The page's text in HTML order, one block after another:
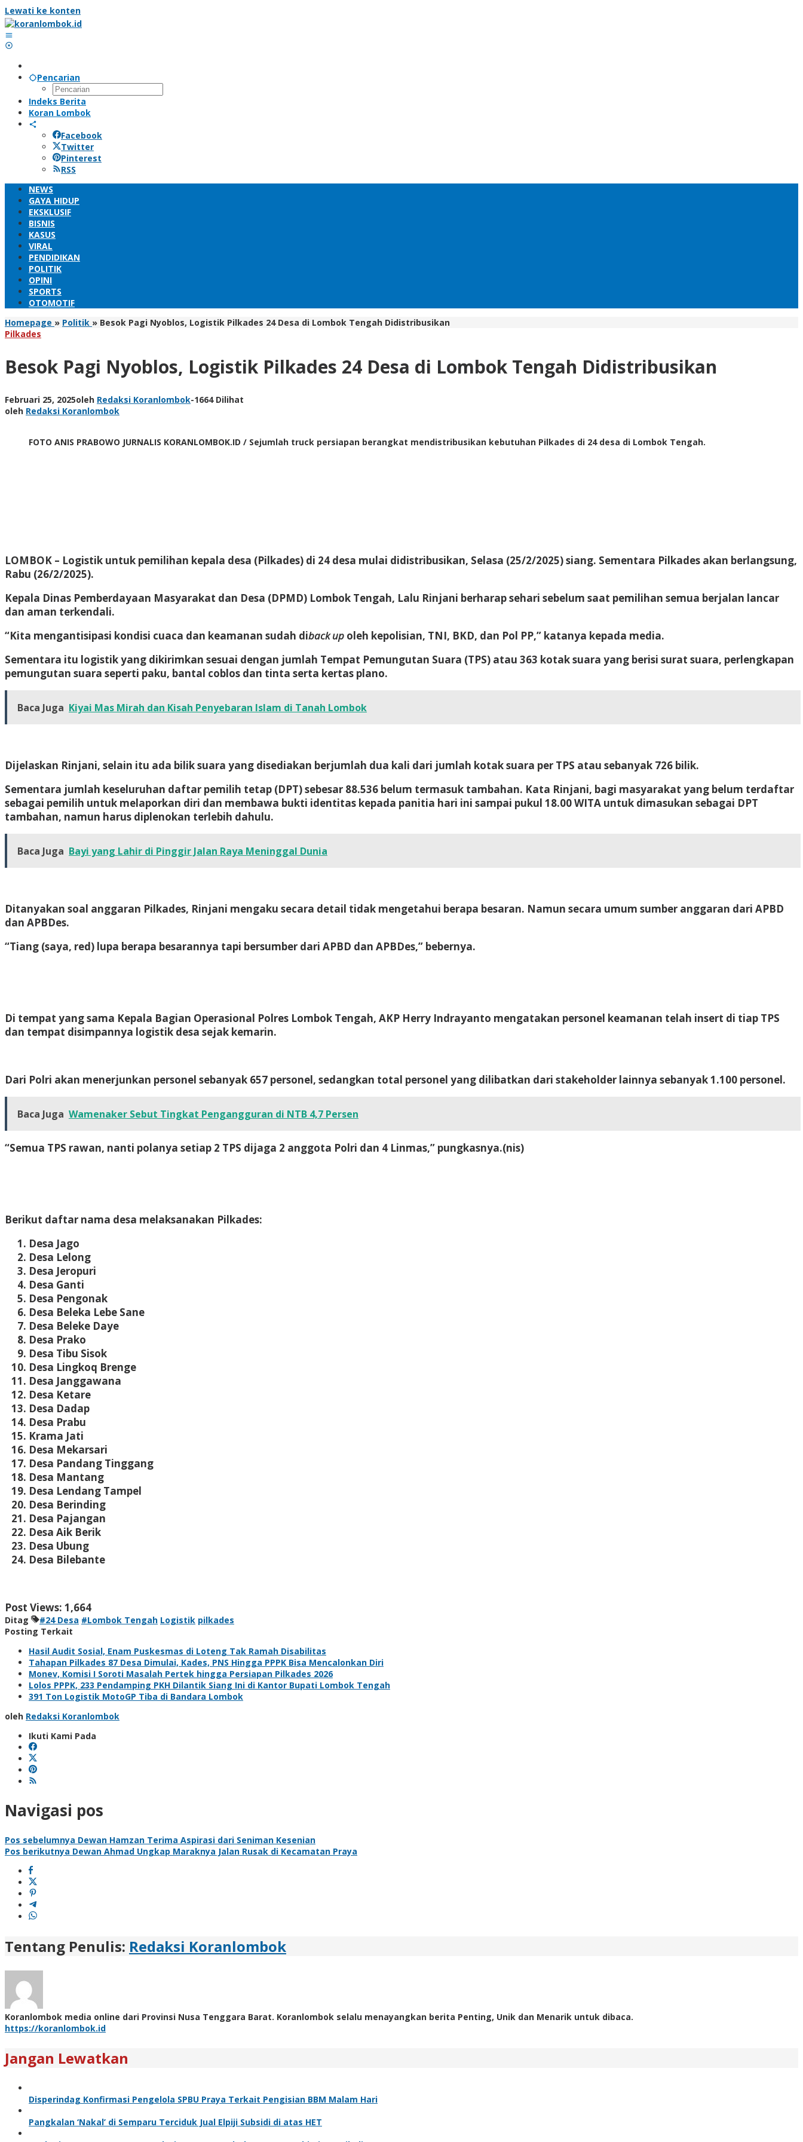
Lewati ke konten
Pencarian
Indeks Berita
Koran Lombok
Facebook
Twitter
Pinterest
RSS
NEWS
GAYA HIDUP
EKSKLUSIF
BISNIS
KASUS
VIRAL
PENDIDIKAN
POLITIK
OPINI
SPORTS
OTOMOTIF
Homepage » Politik » Besok Pagi Nyoblos, Logistik Pilkades 24 Desa di Lombok Tengah Didistribusikan
Pilkades
Besok Pagi Nyoblos, Logistik Pilkades 24 Desa di Lombok Tengah Didistribusikan
Februari 25, 2025oleh Redaksi Koranlombok-1664 Dilihat
oleh Redaksi Koranlombok
FOTO ANIS PRABOWO JURNALIS KORANLOMBOK.ID / Sejumlah truck persiapan berangkat mendistribusikan kebutuhan Pilkades di 24 desa di Lombok Tengah.
LOMBOK – Logistik untuk pemilihan kepala desa (Pilkades) di 24 desa mulai didistribusikan, Selasa (25/2/2025) siang. Sementara Pilkades akan berlangsung,
Rabu (26/2/2025).
Kepala Dinas Pemberdayaan Masyarakat dan Desa (DPMD) Lombok Tengah, Lalu Rinjani berharap sehari sebelum saat pemilihan semua berjalan lancar
dan aman terkendali.
“Kita mengantisipasi kondisi cuaca dan keamanan sudah diback up oleh kepolisian, TNI, BKD, dan Pol PP,” katanya kepada media.
Sementara itu logistik yang dikirimkan sesuai dengan jumlah Tempat Pemungutan Suara (TPS) atau 363 kotak suara yang berisi surat suara, perlengkapan
pemungutan suara seperti paku, bantal coblos dan tinta serta kertas plano.
Baca Juga Kiyai Mas Mirah dan Kisah Penyebaran Islam di Tanah Lombok
Dijelaskan Rinjani, selain itu ada bilik suara yang disediakan berjumlah dua kali dari jumlah kotak suara per TPS atau sebanyak 726 bilik.
Sementara jumlah keseluruhan daftar pemilih tetap (DPT) sebesar 88.536 belum termasuk tambahan. Kata Rinjani, bagi masyarakat yang belum terdaftar
sebagai pemilih untuk melaporkan diri dan membawa bukti identitas kepada panitia hari ini sampai pukul 18.00 WITA untuk dimasukan sebagai DPT
tambahan, namun harus diplenokan terlebih dahulu.
Baca Juga Bayi yang Lahir di Pinggir Jalan Raya Meninggal Dunia
Ditanyakan soal anggaran Pilkades, Rinjani mengaku secara detail tidak mengetahui berapa besaran. Namun secara umum sumber anggaran dari APBD
dan APBDes.
“Tiang (saya, red) lupa berapa besarannya tapi bersumber dari APBD dan APBDes,” bebernya.
Di tempat yang sama Kepala Bagian Operasional Polres Lombok Tengah, AKP Herry Indrayanto mengatakan personel keamanan telah insert di tiap TPS
dan tempat disimpannya logistik desa sejak kemarin.
Dari Polri akan menerjunkan personel sebanyak 657 personel, sedangkan total personel yang dilibatkan dari stakeholder lainnya sebanyak 1.100 personel.
Baca Juga Wamenaker Sebut Tingkat Pengangguran di NTB 4,7 Persen
“Semua TPS rawan, nanti polanya setiap 2 TPS dijaga 2 anggota Polri dan 4 Linmas,” pungkasnya.(nis)
Berikut daftar nama desa melaksanakan Pilkades:
Desa Jago
Desa Lelong
Desa Jeropuri
Desa Ganti
Desa Pengonak
Desa Beleka Lebe Sane
Desa Beleke Daye
Desa Prako
Desa Tibu Sisok
Desa Lingkoq Brenge
Desa Janggawana
Desa Ketare
Desa Dadap
Desa Prabu
Krama Jati
Desa Mekarsari
Desa Pandang Tinggang
Desa Mantang
Desa Lendang Tampel
Desa Berinding
Desa Pajangan
Desa Aik Berik
Desa Ubung
Desa Bilebante
Post Views: 1,664
Ditag #24 Desa #Lombok Tengah Logistik pilkades
Posting Terkait
Hasil Audit Sosial, Enam Puskesmas di Loteng Tak Ramah Disabilitas
Tahapan Pilkades 87 Desa Dimulai, Kades, PNS Hingga PPPK Bisa Mencalonkan Diri
Monev, Komisi I Soroti Masalah Pertek hingga Persiapan Pilkades 2026
Lolos PPPK, 233 Pendamping PKH Dilantik Siang Ini di Kantor Bupati Lombok Tengah
391 Ton Logistik MotoGP Tiba di Bandara Lombok
oleh Redaksi Koranlombok
Ikuti Kami Pada
Navigasi pos
Pos sebelumnya Dewan Hamzan Terima Aspirasi dari Seniman Kesenian
Pos berikutnya Dewan Ahmad Ungkap Maraknya Jalan Rusak di Kecamatan Praya
Tentang Penulis: Redaksi Koranlombok
Koranlombok media online dari Provinsi Nusa Tenggara Barat. Koranlombok selalu menayangkan berita Penting, Unik dan Menarik untuk dibaca.
https://koranlombok.id
Jangan Lewatkan
Disperindag Konfirmasi Pengelola SPBU Praya Terkait Pengisian BBM Malam Hari
Pangkalan ‘Nakal’ di Semparu Terciduk Jual Elpiji Subsidi di atas HET